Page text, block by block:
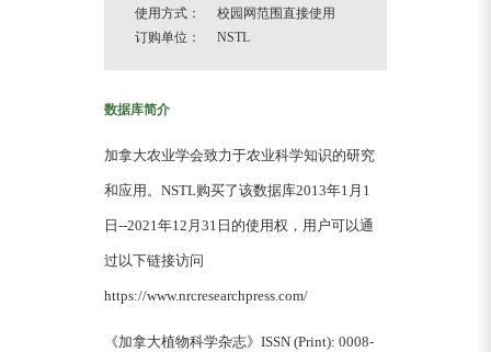
使用方式： 校园网范围直接使用
订购单位： NSTL
数据库简介
加拿大农业学会致力于农业科学知识的研究
和应用。NSTL购买了该数据库2013年1月1
日--2021年12月31日的使用权，用户可以通
过以下链接访问
https://www.nrcresearchpress.com/
《加拿大植物科学杂志》ISSN (Print): 0008-